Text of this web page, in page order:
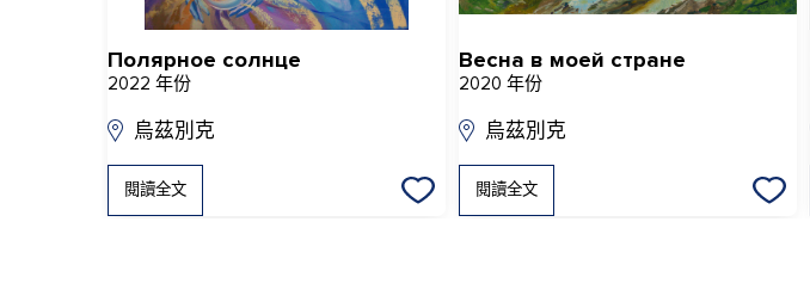
Полярное солнце
2022 年份
烏茲別克
閱讀全文
Весна в моей стране
2020 年份
烏茲別克
閱讀全文